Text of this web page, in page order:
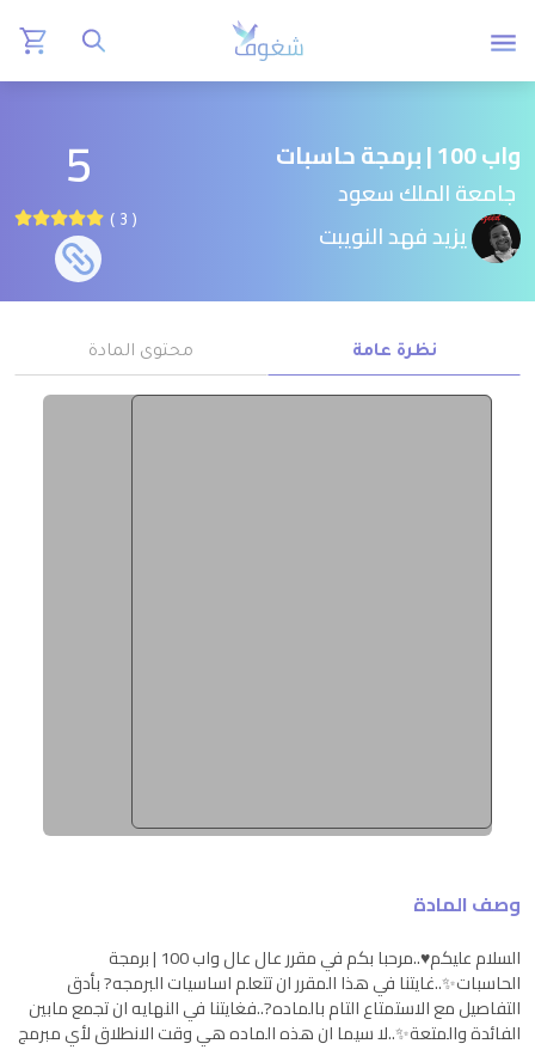
واب 100 | برمجة حاسبات
جامعة الملك سعود
يزيد فهد النويبت
5
( 3 )
نظرة عامة محتوى المادة
وصف المادة
السلام عليكم♥️..مرحبا بكم في مقرر عال عال واب 100 | برمجة
الحاسبات✨..غايتنا في هذا المقرر ان تتعلم اساسيات البرمجه? بأدق
التفاصيل مع الاستمتاع التام بالماده?..فغايتنا في النهايه ان تجمع مابين
الفائدة والمتعة✨..لا سيما ان هذه الماده هي وقت الانطلاق لأي مبرمج